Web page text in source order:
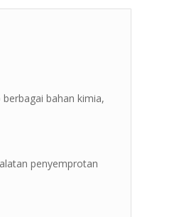
bahan kimia,
penyemprotan